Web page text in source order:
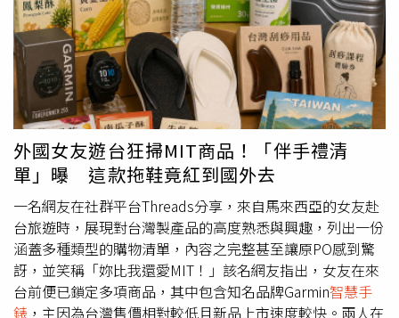
口處的掃描機，會員一進門刷卡，後台系統就會同步抓出個
人資料。這讓分店管理階層在會員走向退貨櫃台前，就能提
前鎖定退貨率異常的黑名單。 高頻退貨標記： 如果系統偵
測到某個帳戶的退貨頻率高得嚇人，反觀平時正常消費的會
員，該帳戶就會被自動鎖定。接下來只要這名會員想退貨，
就必須經過經理層級點頭批准才能放行，無法像過去一樣輕
鬆過關。 嚴審生鮮食品： 雖然好市多接受已開封食品退
貨，但原則上剩餘量必須維持在50%以上。如果拿過期很
久、早就腐爛變質的食物硬要退款，賣場極可能直接拒絕。
報導強調，好市多會將所有會員的退貨歷史「一筆不漏」地
記錄下來。如果消費者總是把商品用到極致才拿來退，一旦
帳戶遭到審核，經理隨時有權利當場剪卡、強制取消會員資
格。 更多三立新聞網報導． 馬斯克隨川普訪中目的曝光！
北京狠阻966億設備大單 特斯拉慘踢鐵板． 彰化麵店收攤
竟遇死劫！疲勞小貨車失控狂撞一家三口 父女命危母重
外國女友遊台狂掃MIT商品！「伴手禮清
單」曝 這款拖鞋竟紅到國外去
一名網友在社群平台Threads分享，來自馬來西亞的女友赴
台旅遊時，展現對台灣製產品的高度熟悉與興趣，列出一份
涵蓋多種類型的購物清單，內容之完整甚至讓原PO感到驚
訝，並笑稱「妳比我還愛MIT！」該名網友指出，女友在來
台前便已鎖定多項商品，其中包含知名品牌Garmin智慧手
錶 ，主因為台灣售價相對較低且新品上市速度較快。兩人在